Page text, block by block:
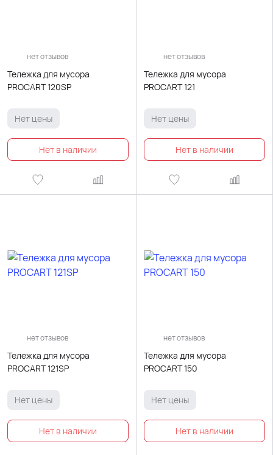
нет отзывов
Тележка для мусора
PROCART 120SP
Нет цены
нет отзывов
Тележка для мусора
PROCART 121
Нет цены
нет отзывов
Тележка для мусора
PROCART 121SP
Нет цены
нет отзывов
Тележка для мусора
PROCART 150
Нет цены